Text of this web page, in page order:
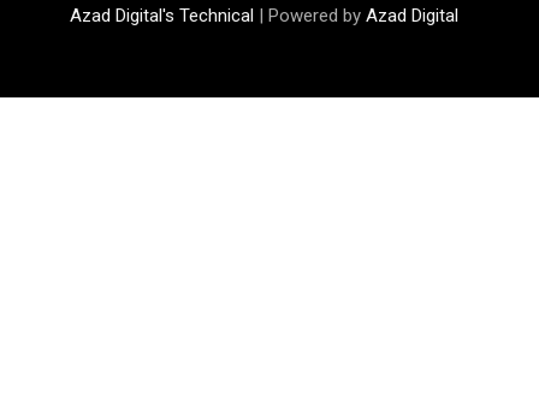
Azad Digital's Technical | Powered by Azad Digital